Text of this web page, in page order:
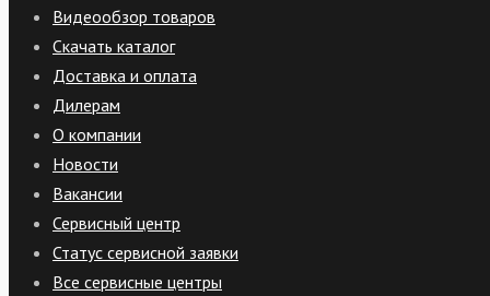
Видеообзор товаров
Скачать каталог
Доставка и оплата
Дилерам
О компании
Новости
Вакансии
Сервисный центр
Статус сервисной заявки
Все сервисные центры